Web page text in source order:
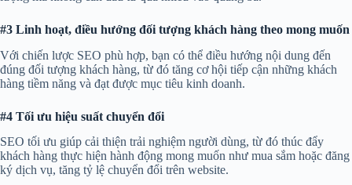
#3 Linh hoạt, điều hướng đối tượng khách hàng theo mong muốn
Với chiến lược SEO phù hợp, bạn có thể điều hướng nội dung đến
đúng đối tượng khách hàng, từ đó tăng cơ hội tiếp cận những khách
hàng tiềm năng và đạt được mục tiêu kinh doanh.
#4 Tối ưu hiệu suất chuyển đổi
SEO tối ưu giúp cải thiện trải nghiệm người dùng, từ đó thúc đẩy
khách hàng thực hiện hành động mong muốn như mua sắm hoặc đăng
ký dịch vụ, tăng tỷ lệ chuyển đổi trên website.